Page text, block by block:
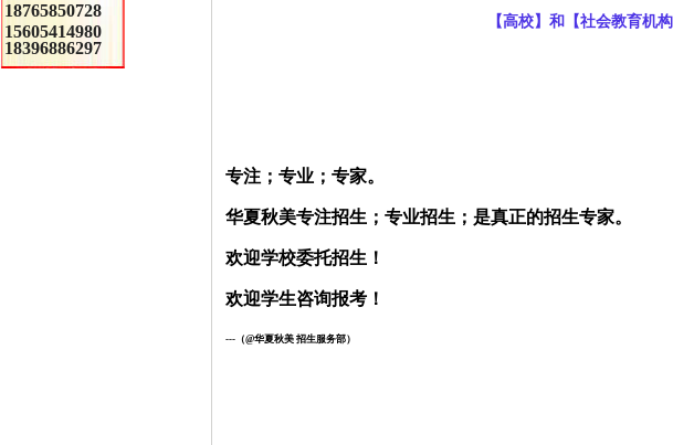
【高校】和【社会教育机
专注；专业；专家。
华夏秋美专注招生；专业招生；是真正的招生专家。
欢迎学校委托招生！
欢迎学生咨询报考！
--- （@华夏秋美 招生服务部）
18765850728
15605414980
18396886297